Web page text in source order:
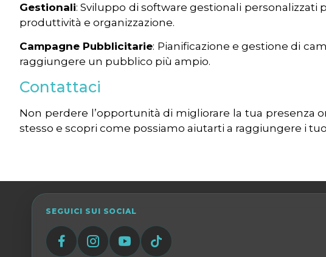
Gestionali: Sviluppo di software gestionali
produttività e organizzazione.
Campagne Pubblicitarie: Pianificazione e gestione di
raggiungere un pubblico più ampio.
Contattaci
Non perdere l’opportunità di migliorare la tua presenza
stesso e scopri come possiamo aiutarti a raggiungere i
SEGUICI SUI SOCIAL